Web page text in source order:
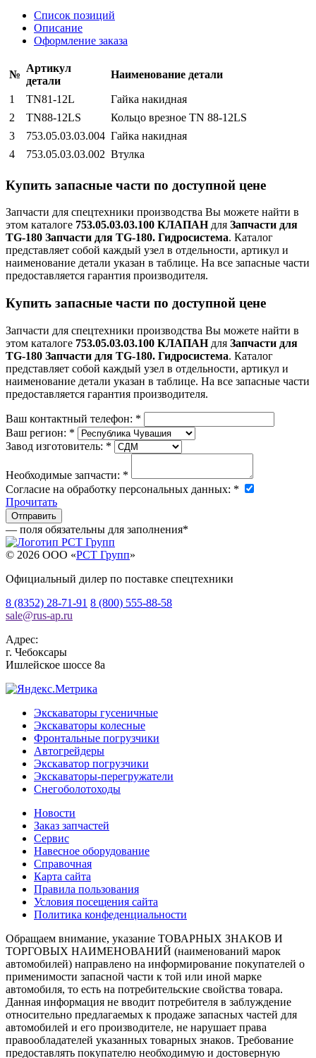
Список позиций
Описание
Оформление заказа
№
Артикул
детали
Наименование детали
1 ТN81-12L
Гайка накидная
2
ТN88-12LS
Кольцо врезное ТN 88-12LS
3
753.05.03.03.004 Гайка накидная
4
753.05.03.03.002 Втулка
Купить запасные части по доступной цене
Запчасти для спецтехники производства Вы можете найти в
этом каталоге 753.05.03.03.100 КЛАПАНдля Запчасти для
TG-180 Запчасти для TG-180. Гидросистема. Каталог
представляет собой каждый узел в отдельности, артикул и
наименование детали указан в таблице. На все запасные части
предоставляется гарантия производителя.
Купить запасные части по доступной цене
Запчасти для спецтехники производства Вы можете найти в
этом каталоге 753.05.03.03.100 КЛАПАНдля Запчасти для
TG-180 Запчасти для TG-180. Гидросистема. Каталог
представляет собой каждый узел в отдельности, артикул и
наименование детали указан в таблице. На все запасные части
предоставляется гарантия производителя.
Ваш контактный телефон: *
Ваш регион: *
Завод изготовитель: *
Необходимые запчасти: *
Согласие на обработку персональных данных: *
Прочитать
— поля обязательны для заполнения*
© 2026 OOO «РСТ Групп»
Официальный дилер по поставке спецтехники
8 (8352) 28-71-91 8 (800) 555-88-58
sale@rus-ap.ru
Адрес:
г. Чебоксары
Ишлейское шоссе 8а
Экскаваторы гусеничные
Экскаваторы колесные
Фронтальные погрузчики
Автогрейдеры
Экскаватор погрузчики
Экскаваторы-перегружатели
Снегоболотоходы
Новости
Заказ запчастей
Сервис
Навесное оборудование
Справочная
Карта сайта
Правила пользования
Условия посещения сайта
Политика конфеденциальности
Обращаем внимание, указание ТОВАРНЫХ ЗНАКОВ И
ТОРГОВЫХ НАИМЕНОВАНИЙ (наименований марок
автомобилей) направлено на информирование покупателей о
применимости запасной части к той или иной марке
автомобиля, то есть на потребительские свойства товара.
Данная информация не вводит потребителя в заблуждение
относительно предлагаемых к продаже запасных частей для
автомобилей и его производителе, не нарушает права
правообладателей указанных товарных знаков. Требование
предоставлять покупателю необходимую и достоверную